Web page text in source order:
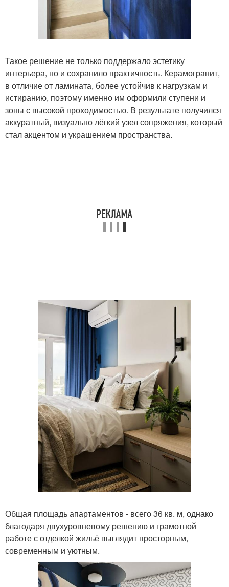
Такое решение не только поддержало эстетику
интерьера, но и сохранило практичность. Керамогранит,
в отличие от ламината, более устойчив к нагрузкам и
истиранию, поэтому именно им оформили ступени и
зоны с высокой проходимостью. В результате получился
аккуратный, визуально лёгкий узел сопряжения, который
стал акцентом и украшением пространства.
Общая площадь апартаментов - всего 36 кв. м, однако
благодаря двухуровневому решению и грамотной
работе с отделкой жильё выглядит просторным,
современным и уютным.